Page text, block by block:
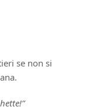
se non si